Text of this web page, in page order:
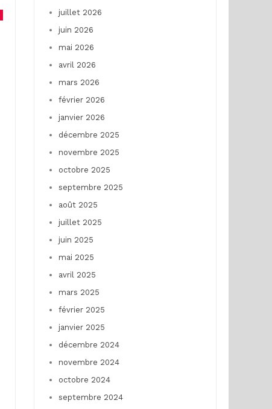
juillet 2026
juin 2026
mai 2026
avril 2026
mars 2026
février 2026
janvier 2026
décembre 2025
novembre 2025
octobre 2025
septembre 2025
août 2025
juillet 2025
juin 2025
mai 2025
avril 2025
mars 2025
février 2025
janvier 2025
décembre 2024
novembre 2024
octobre 2024
septembre 2024